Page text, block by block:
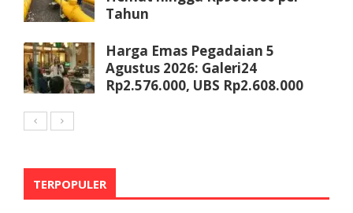
Tahun
Harga Emas Pegadaian 5
Agustus 2026: Galeri24
Rp2.576.000, UBS Rp2.608.000
TERPOPULER